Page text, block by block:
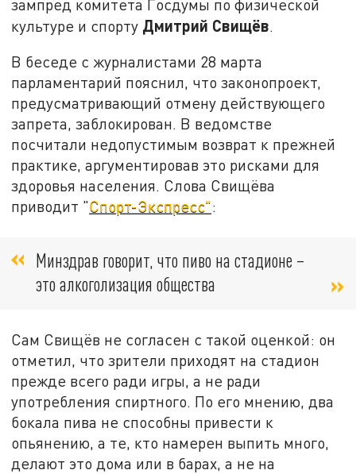
зампред комитета Госдумы по физической
культуре и спорту Дмитрий Свищёв.
В беседе с журналистами 28 марта
парламентарий пояснил, что законопроект,
предусматривающий отмену действующего
запрета, заблокирован. В ведомстве
посчитали недопустимым возврат к прежней
практике, аргументировав это рисками для
здоровья населения. Слова Свищёва
приводит "Спорт-Экспресс":
Минздрав говорит, что пиво на стадионе –
это алкоголизация общества
Сам Свищёв не согласен с такой оценкой: он
отметил, что зрители приходят на стадион
прежде всего ради игры, а не ради
употребления спиртного. По его мнению, два
бокала пива не способны привести к
опьянению, а те, кто намерен выпить много,
делают это дома или в барах, а не на